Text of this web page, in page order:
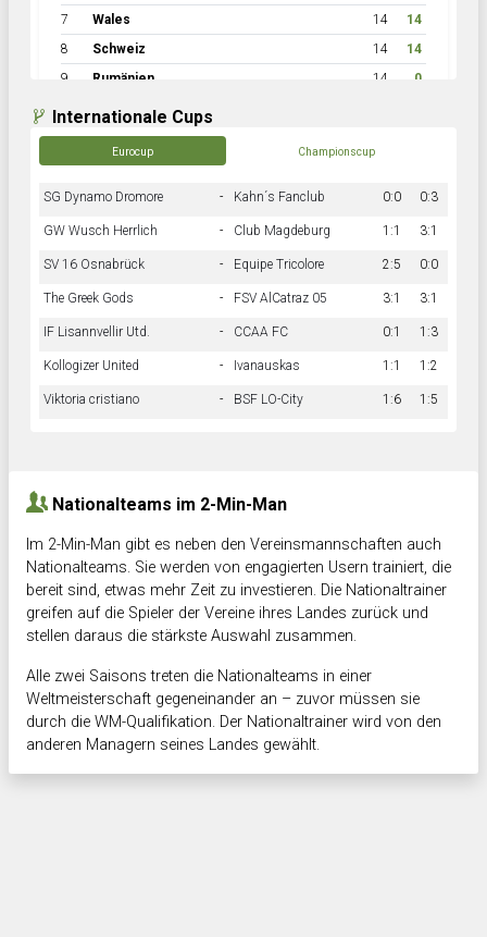
7
Wales 14
14
8
Schweiz 14
14
9
Rumänien 14 0
Internationale Cups
Eurocup Championscup
SG Dynamo Dromore - Kahn´s Fanclub 0:0 0:3
GW Wusch Herrlich - Club Magdeburg 1:1 3:1
SV 16 Osnabrück - Equipe Tricolore 2:5 0:0
The Greek Gods - FSV AlCatraz 05 3:1 3:1
IF Lisannvellir Utd. - CCAA FC 0:1 1:3
Kollogizer United - Ivanauskas 1:1 1:2
Viktoria cristiano - BSF LO-City 1:6 1:5
Nationalteams im 2-Min-Man
Im 2-Min-Man gibt es neben den Vereinsmannschaften auch
Nationalteams. Sie werden von engagierten Usern trainiert, die
bereit sind, etwas mehr Zeit zu investieren. Die Nationaltrainer
greifen auf die Spieler der Vereine ihres Landes zurück und
stellen daraus die stärkste Auswahl zusammen.
Alle zwei Saisons treten die Nationalteams in einer
Weltmeisterschaft gegeneinander an – zuvor müssen sie
durch die WM-Qualifikation. Der Nationaltrainer wird von den
anderen Managern seines Landes gewählt.